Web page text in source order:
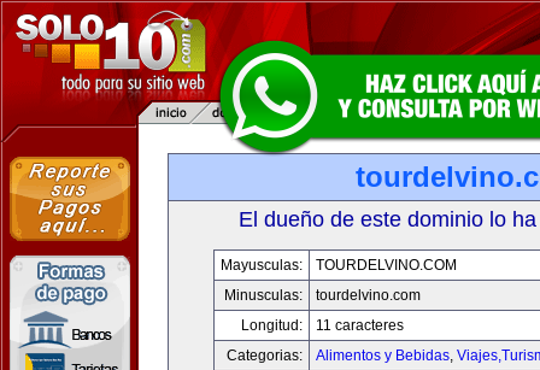
El dueño de este dominio lo
Mayusculas:
TOURDELVINO.COM
Minusculas:
tourdelvino.com
Longitud:
11 caracteres
Categorias:
Alimentos y Bebidas,